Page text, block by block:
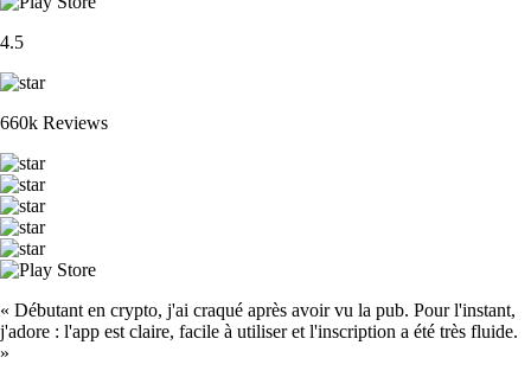
4.5
660k Reviews
« Débutant en crypto, j'ai craqué après avoir vu la pub. Pour l'instant,
j'adore : l'app est claire, facile à utiliser et l'inscription a été très fluide.
»